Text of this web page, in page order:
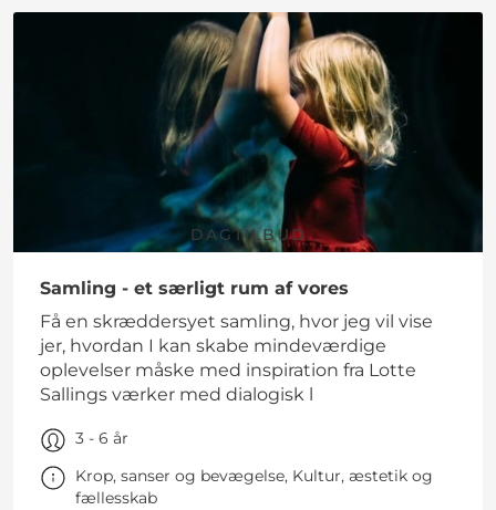
DAGTILBUD
Samling - et særligt rum af vores
Få en skræddersyet samling, hvor jeg vil vise
jer, hvordan I kan skabe mindeværdige
oplevelser måske med inspiration fra Lotte
Sallings værker med dialogisk l
3 - 6 år
Krop, sanser og bevægelse, Kultur, æstetik og
fællesskab